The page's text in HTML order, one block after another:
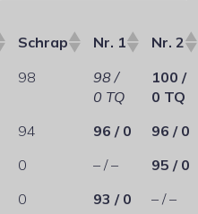
Schrap Nr. 1
Nr. 2
98
98 /
0 TQ
100 /
0 TQ
94 96 / 0
96 / 0
0 – / –
95 / 0
0 93 / 0
– / –